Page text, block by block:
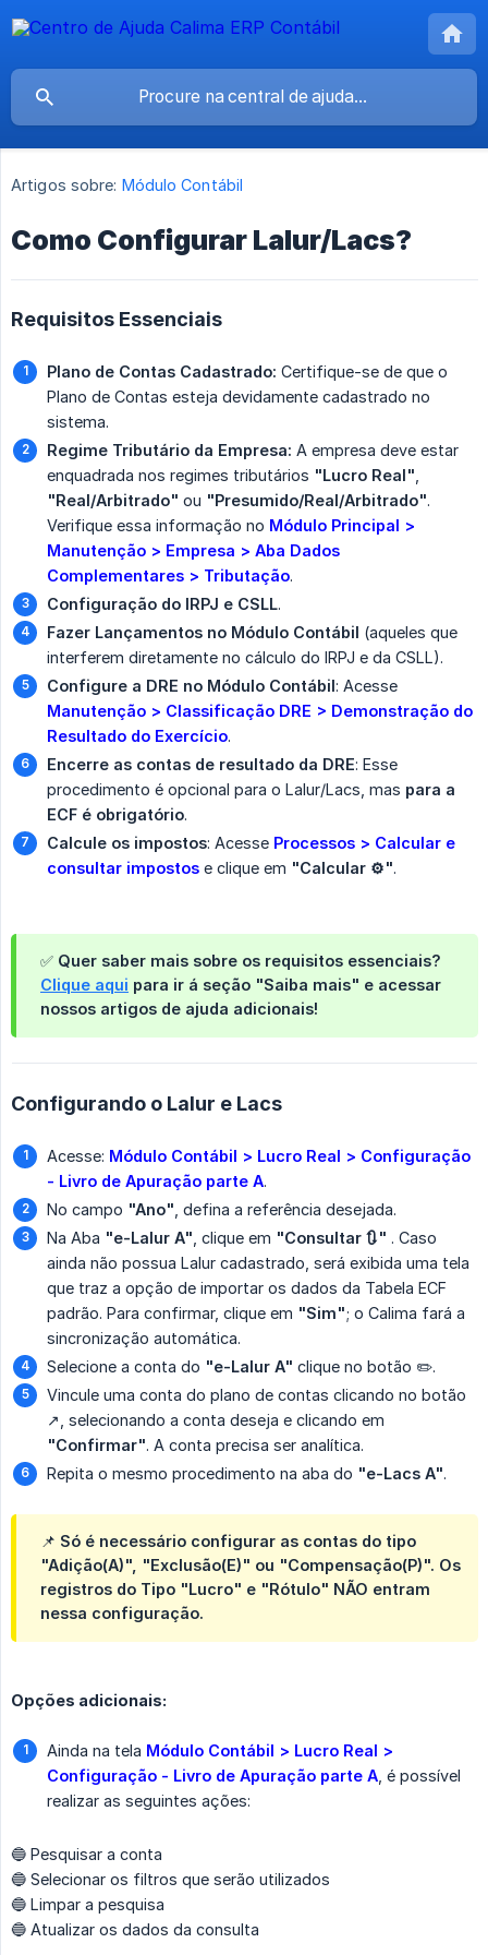
Artigos sobre: Módulo Contábil
Como Configurar Lalur/Lacs?
Requisitos Essenciais
Plano de Contas Cadastrado: Certifique-se de que o
Plano de Contas esteja devidamente cadastrado no
sistema.
Regime Tributário da Empresa: A empresa deve estar
enquadrada nos regimes tributários "Lucro Real"
"Real/Arbitrado" ou "Presumido/Real/Arbitrado".
Verifique essa informação no Módulo Principal >
Manutenção > Empresa > Aba Dados
Complementares > Tributação.
Configuração do IRPJ e CSLL.
Fazer Lançamentos no Módulo Contábil (aqueles que
interferem diretamente no cálculo do IRPJ e da CSLL).
Configure a DRE no Módulo Contábil: Acesse
Manutenção > Classificação DRE > Demonstração do
Resultado do Exercício.
Encerre as contas de resultado da DRE: Esse
procedimento é opcional para o Lalur/Lacs, mas para a
ECF é obrigatório.
Calcule os impostos: Acesse Processos > Calcular e
consultar impostos e clique em "Calcular ⚙️".
✅ Quer saber mais sobre os requisitos essenciais?
Clique aqui para ir á seção "Saiba mais" e acessar
nossos artigos de ajuda adicionais!
Configurando o Lalur e Lacs
Acesse: Módulo Contábil > Lucro Real > Configuração
- Livro de Apuração parte A.
No campo "Ano" , defina a referência desejada.
Na Aba "e-Lalur A" , clique em "Consultar 🔃" . Caso
ainda não possua Lalur cadastrado, será exibida uma tela
que traz a opção de importar os dados da Tabela ECF
padrão. Para confirmar, clique em "Sim"; o Calima fará a
sincronização automática.
Selecione a conta do "e-Lalur A" clique no botão ✏️.
Vincule uma conta do plano de contas clicando no botão
↗️, selecionando a conta deseja e clicando em
"Confirmar". A conta precisa ser analítica.
Repita o mesmo procedimento na aba do "e-Lacs A".
📌 Só é necessário configurar as contas do tipo
"Adição(A)", "Exclusão(E)" ou "Compensação(P)". Os
registros do Tipo "Lucro" e "Rótulo" NÃO entram
nessa configuração.
Opções adicionais:
Ainda na tela Módulo Contábil > Lucro Real >
Configuração - Livro de Apuração parte A , é possível
realizar as seguintes ações:
🔵 Pesquisar a conta
🔵 Selecionar os filtros que serão utilizados
🔵 Limpar a pesquisa
🔵 Atualizar os dados da consulta